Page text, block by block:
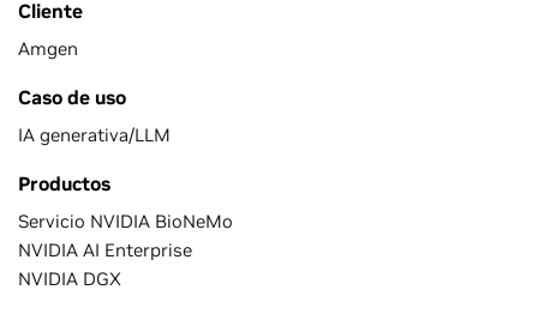
Cliente
Amgen
Caso de uso
IA generativa/LLM
Productos
Servicio NVIDIA BioNeMo
NVIDIA AI Enterprise
NVIDIA DGX